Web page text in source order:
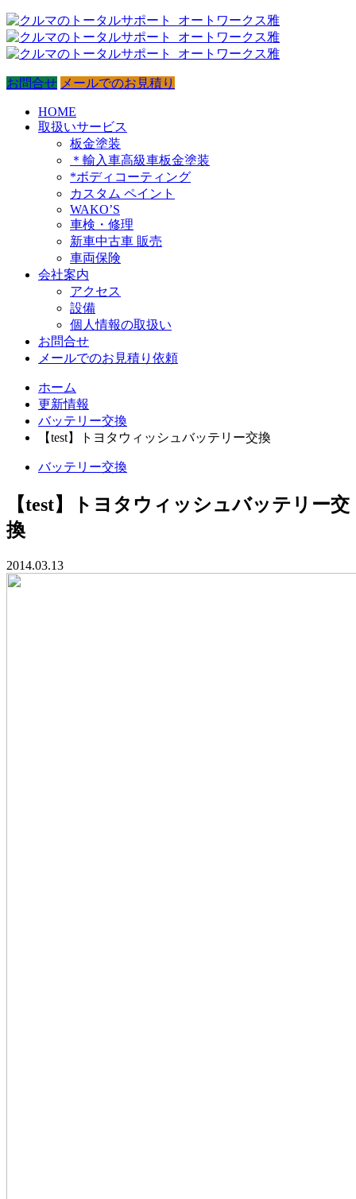
お問合せ メールでのお見積り
HOME
取扱いサービス
板金塗装
＊輸入車高級車板金塗装
*ボディコーティング
カスタム ペイント
WAKO’S
車検・修理
新車中古車 販売
車両保険
会社案内
アクセス
設備
個人情報の取扱い
お問合せ
メールでのお見積り依頼
ホーム
更新情報
バッテリー交換
【test】トヨタウィッシュバッテリー交換
バッテリー交換
【test】トヨタウィッシュバッテリー交
換
2014.03.13